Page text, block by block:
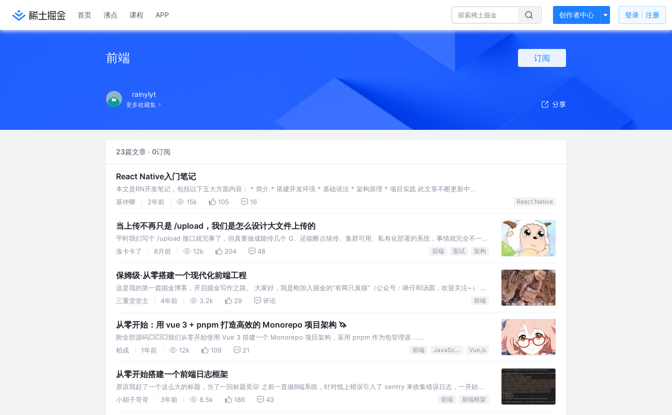
首页 沸点 课程 APP 创作者中心 登录 注册
前端 订阅
rainylyt
更多收藏集
23篇文章 · 0订阅
React Native入门笔记
本文是RN开发笔记，包括以下五大方面内容： * 简介 * 搭建开发环境 * 基础语法 * 架构原理 * 项目实践 此文章不断更新中...
慕仲卿
2年前 15k 105 16 React Native
当上传不再只是 /upload，我们是怎么设计大文件上传的
平时我们写个 /upload 接口就完事了，但真要做成能传几个 G、还能断点续传、集群可用、私有化部署的系统，事情就完全不一样
了。
洛卡卡了 8月前 12k 204 48 后端 面试 架构
保姆级·从零搭建一个现代化前端工程
这是我的第一篇掘金博客，开启掘金写作之路。 大家好，我是刚加入掘金的"有两只臭猫"（公众号：咪仔和汤圆，欢迎关注~） 这
次和大家探讨如何真正的从零开始搭建一个现代化前端工程，总结其中的要点。
三重堂堂主 4年前 3.2k 29 评论 前端
从零开始：用 vue 3 + pnpm 打造高效的 Monorepo 项目架构 🦄
附全部源码💥💥💥我们从零开始使用 Vue 3 搭建一个 Monorepo 项目架构，采用 pnpm 作为包管理器 ......
柏成
1年前 12k 109 21 前端 JavaScript Vue.js
从零开始搭建一个前端日志框架
原谅我起了一个这么大的标题，当了一回标题党😛 之前一直做B端系统，针对线上错误引入了 sentry 来收集错误日志，一开始还
能盯着告警邮件，后面告警越来越多就选择性忽视了🤪，大伙可千万别学我
小胡子哥哥 3年前 8.5k 186 43 前端 前端框架